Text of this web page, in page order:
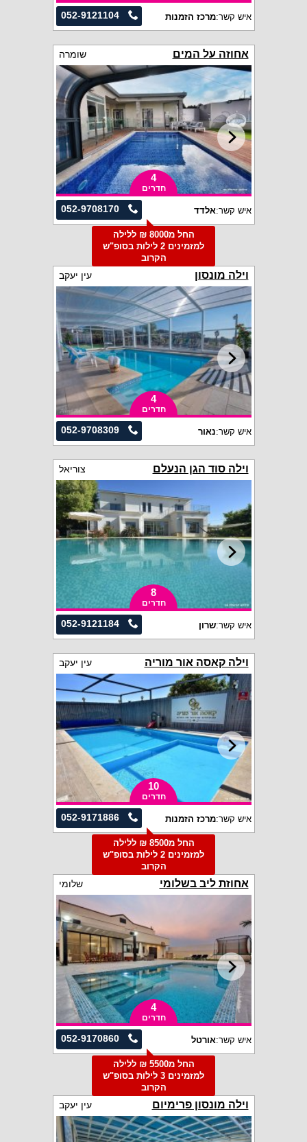
052-9121104 איש קשר:מרכז הזמנות
אחוזה על המים שומרה
4
חדרים
052-9708170 איש קשר:אלדד
החל מ8000 ₪ ללילה
למזמינים 2 לילות בסופ"ש
הקרוב
וילה מונסון עין יעקב
4
חדרים
052-9708309 איש קשר:נאור
וילה סוד הגן הנעלם צוריאל
8
חדרים
052-9121184 איש קשר:שרון
וילה קאסה אור מוריה עין יעקב
10
חדרים
052-9171886 איש קשר:מרכז הזמנות
החל מ8500 ₪ ללילה
למזמינים 2 לילות בסופ"ש
הקרוב
אחוזת ליב בשלומי שלומי
4
חדרים
052-9170860 איש קשר:אורטל
החל מ5500 ₪ ללילה
למזמינים 3 לילות בסופ"ש
הקרוב
וילה מונסון פרימיום עין יעקב